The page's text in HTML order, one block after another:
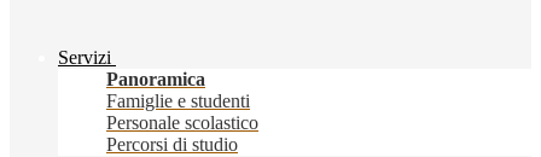
Servizi
Panoramica
Famiglie e studenti
Personale scolastico
Percorsi di studio